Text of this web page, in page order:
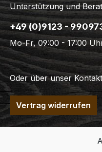
Unterstützung und
+49 (0)9123 -
Mo-Fr, 09:00 - 17:00
Oder über unser
Vertrag widerrufen